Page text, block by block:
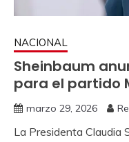
NACIONAL
Sheinbaum
para el partido
marzo 29, 2026
La Presidenta Claudia